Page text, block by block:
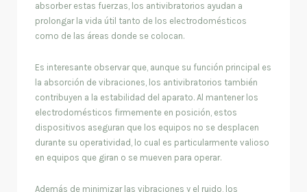
absorber estas fuerzas, los antivibratorios ayudan a
prolongar la vida útil tanto de los electrodomésticos
como de las áreas donde se colocan.
Es interesante observar que, aunque su función principal es
la absorción de vibraciones, los antivibratorios también
contribuyen a la estabilidad del aparato. Al mantener los
electrodomésticos firmemente en posición, estos
dispositivos aseguran que los equipos no se desplacen
durante su operatividad, lo cual es particularmente valioso
en equipos que giran o se mueven para operar.
Además de minimizar las vibraciones y el ruido, los